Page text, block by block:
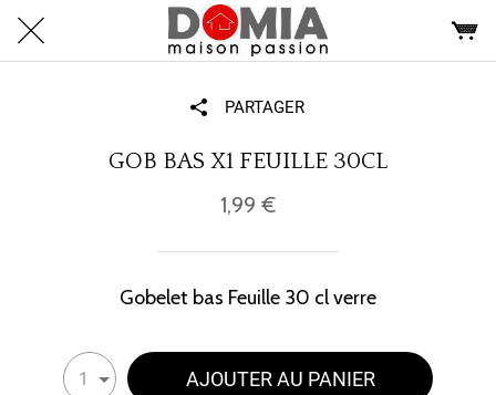
PARTAGER
GOB BAS X1 FEUILLE 30CL
1,99 €
Gobelet bas Feuille 30 cl verre
1 AJOUTER AU PANIER